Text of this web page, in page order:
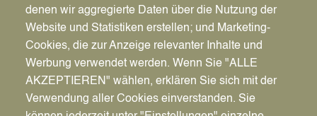
denen wir aggregierte Daten über die Nutzung der
Website und Statistiken erstellen; und Marketing-
Cookies, die zur Anzeige relevanter Inhalte und
Werbung verwendet werden. Wenn Sie "ALLE
AKZEPTIEREN" wählen, erklären Sie sich mit der
Verwendung aller Cookies einverstanden. Sie